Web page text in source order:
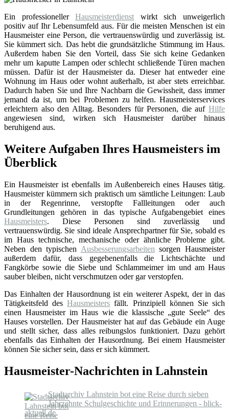
Ein professionellerHausmeisterdienst wirkt sich unweigerlich
positiv auf Ihr Lebensumfeld aus. Für die meisten Menschen ist ein
Hausmeister eine Person, die vertrauenswürdig und zuverlässig ist.
Sie kümmert sich. Das hebt die grundsätzliche Stimmung im Haus.
Außerdem haben Sie den Vorteil, dass Sie sich keine Gedanken
mehr um kaputte Lampen oder schlecht schließende Türen machen
müssen. Dafür ist der Hausmeister da. Dieser hat entweder eine
Wohnung im Haus oder wohnt außerhalb, ist aber stets erreichbar.
Dadurch haben Sie und Ihre Nachbarn die Gewissheit, dass immer
jemand da ist, um bei Problemen zu helfen. Hausmeisterservices
erleichtern also den Alltag. Besonders für Personen, die auf Hilfe
angewiesen sind, wirken sich Hausmeister darüber hinaus
beruhigend aus.
Weitere Aufgaben Ihres Hausmeisters im
Überblick
Ein Hausmeister ist ebenfalls im Außenbereich eines Hauses tätig.
Hausmeister kümmern sich praktisch um sämtliche Leitungen: Laub
in der Regenrinne, verstopfte Fallleitungen oder auch
Grundleitungen gehören in das typische Aufgabengebiet eines
Hausmeisters. Diese Personen sind zuverlässig und
vertrauenswürdig. Sie sind ideale Ansprechpartner für Sie, sobald es
im Haus technische, mechanische oder ähnliche Probleme gibt.
Neben den typischen Ausbesserungsarbeiten sorgen Hausmeister
außerdem dafür, dass gegebenenfalls die Lichtschächte und
Fangkörbe sowie die Siebe und Schlammeimer im und am Haus
sauber bleiben, nicht verschmutzen oder gar verstopfen.
Das Einhalten der Hausordnung ist ein weiterer Aspekt, der in das
Tätigkeitsfeld desHausmeisters fällt. Prinzipiell können Sie sich
einen Hausmeister im Haus wie die klassische „gute Seele“ des
Hauses vorstellen. Der Hausmeister hat auf das Gebäude ein Auge
und stellt sicher, dass alles reibungslos funktioniert. Dazu gehört
ebenfalls das Einhalten der Hausordnung. Bei einem Hausmeister
können Sie sicher sein, dass er sich kümmert.
Hausmeister-Nachrichten in Lahnstein
Stadtarchiv Lahnstein bot eine Reise durch sieben
Jahrzehnte Schulgeschichte und Erinnerungen - blick-
aktuell.de